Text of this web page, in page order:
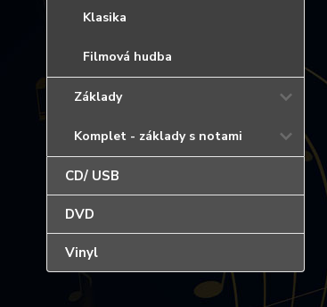
Klasika
Filmová hudba
Základy
Komplet - základy s notami
CD/ USB
DVD
Vinyl